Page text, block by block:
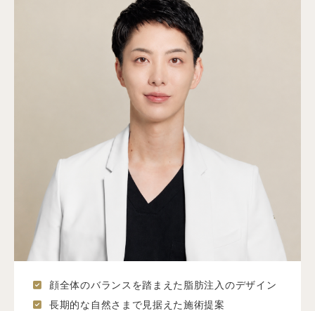
顔全体のバランスを踏まえた脂肪注入のデザイン
長期的な自然さまで見据えた施術提案